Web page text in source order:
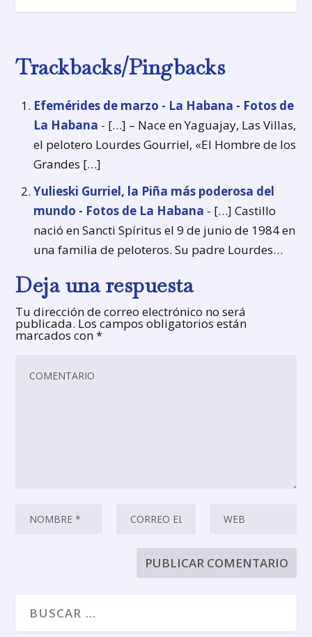
Trackbacks/Pingbacks
Efemérides de marzo - La Habana - Fotos de
La Habana - […] – Nace en Yaguajay, Las Villas,
el pelotero Lourdes Gourriel, «El Hombre de los
Grandes […]
Yulieski Gurriel, la Piña más poderosa del
mundo - Fotos de La Habana - […] Castillo
nació en Sancti Spíritus el 9 de junio de 1984 en
una familia de peloteros. Su padre Lourdes…
Deja una respuesta
Tu dirección de correo electrónico no será
publicada. Los campos obligatorios están
marcados con*